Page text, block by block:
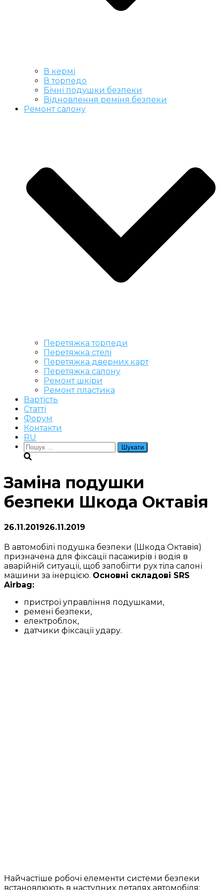
В кермі
В торпедо
Бічні подушки безпеки
Відновлення реміня безпеки
Ремонт салону
Перетяжка торпеди
Перетяжка стелі
Перетяжка дверних карт
Перетяжка салону
Ремонт шкіри
Ремонт пластика
Вартість
Статті
Форум
Контакти
RU
Пошук:
Заміна подушки
безпеки Шкода Октавія
26.11.201926.11.2019
В автомобілі подушка безпеки (Шкода Октавія)
призначена для фіксації пасажирів і водія в
аварійній ситуації, щоб запобігти рух тіла салоні
машини за інерцією. Основні складові SRS
Airbag:
пристрої управління подушками,
ремені безпеки,
електроблок,
датчики фіксації удару.
Найчастіше робочі елементи системи безпеки
встановлюють в наступних деталях автомобіля: